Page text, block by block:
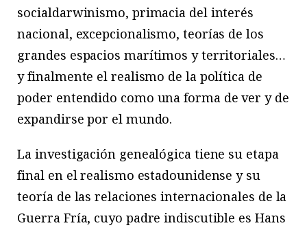
socialdarwinismo, primacia del interés
nacional, excepcionalismo, teorías de los
grandes espacios marítimos y territoriales…
y finalmente el realismo de la política de
poder entendido como una forma de ver y de
expandirse por el mundo.
La investigación genealógica tiene su etapa
final en el realismo estadounidense y su
teoría de las relaciones internacionales de la
Guerra Fría, cuyo padre indiscutible es Hans